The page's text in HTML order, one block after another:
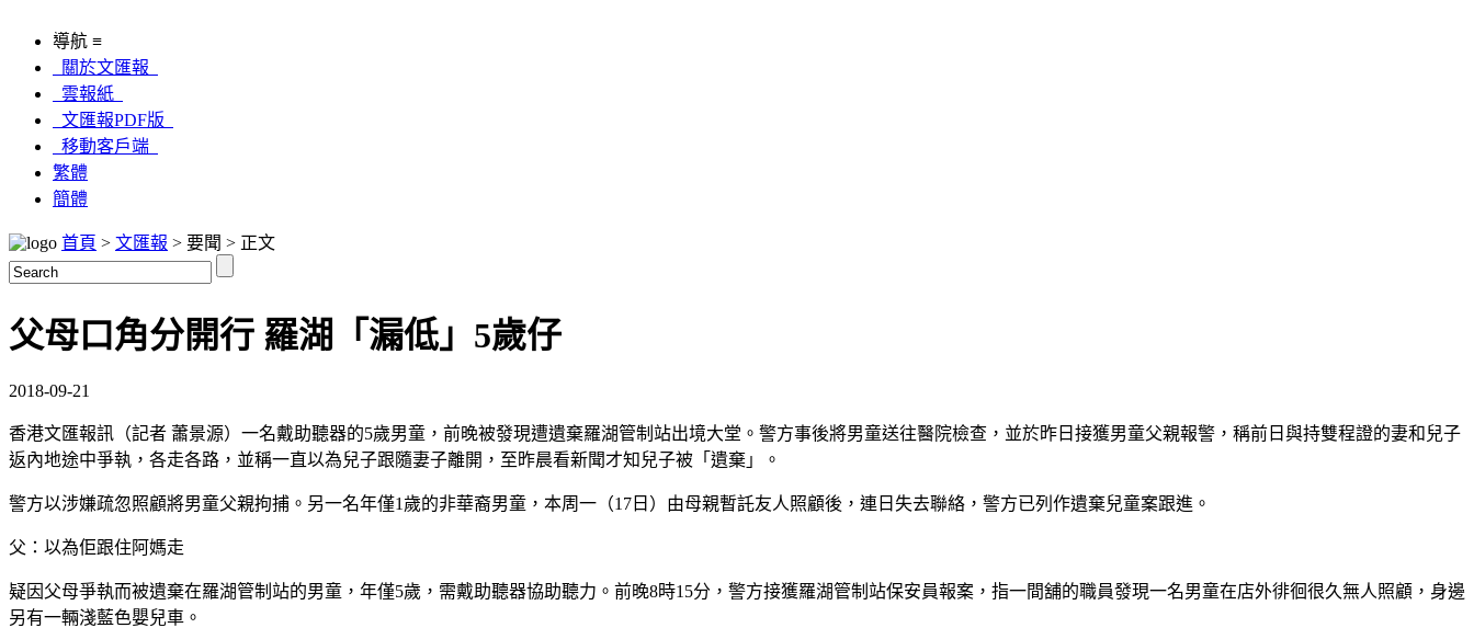
導航 ≡
關於文匯報
雲報紙
文匯報PDF版
移動客戶端
繁體
簡體
首頁 > 文匯報 > 要聞 > 正文
父母口角分開行 羅湖「漏低」5歲仔
2018-09-21
香港文匯報訊（記者 蕭景源）一名戴助聽器的5歲男童，前晚被發現遭遺棄羅湖管制站出境大堂。警方事後將男童送往醫院檢查，並於昨日接獲男童父親報警，稱前日與持雙程證的妻和兒子
返內地途中爭執，各走各路，並稱一直以為兒子跟隨妻子離開，至昨晨看新聞才知兒子被「遺棄」。
警方以涉嫌疏忽照顧將男童父親拘捕。另一名年僅1歲的非華裔男童，本周一（17日）由母親暫託友人照顧後，連日失去聯絡，警方已列作遺棄兒童案跟進。
父：以為佢跟住阿媽走
疑因父母爭執而被遺棄在羅湖管制站的男童，年僅5歲，需戴助聽器協助聽力。前晚8時15分，警方接獲羅湖管制站保安員報案，指一間舖的職員發現一名男童在店外徘徊很久無人照顧，身邊
另有一輛淺藍色嬰兒車。